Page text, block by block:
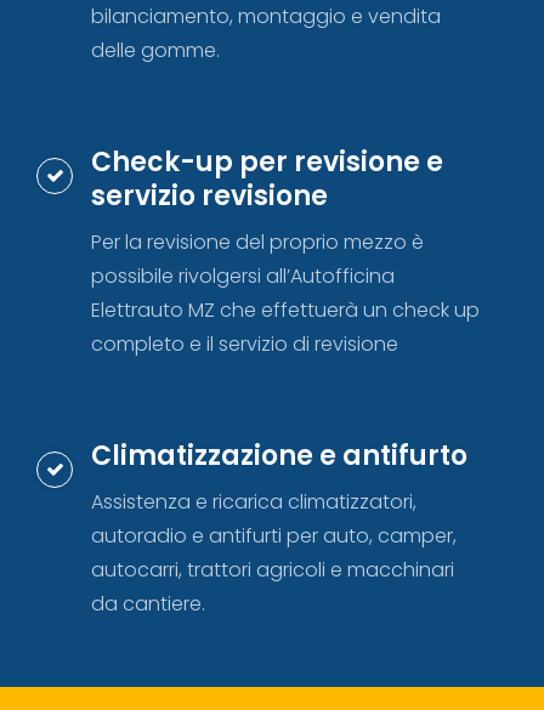
bilanciamento, montaggio e vendita
delle gomme.
Check-up per revisione e
servizio revisione
Per la revisione del proprio mezzo è
possibile rivolgersi all’Autofficina
Elettrauto MZ che effettuerà un check up
completo e il servizio di revisione
Climatizzazione e antifurto
Assistenza e ricarica climatizzatori,
autoradio e antifurti per auto, camper,
autocarri, trattori agricoli e macchinari
da cantiere.